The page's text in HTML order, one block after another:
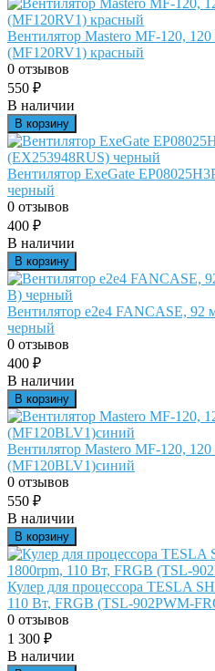
Вентилятор Mastero MF-120,
(MF120RV1) красный
0 отзывов
550 ₽
В наличии
В корзину
Вентилятор ExeGate
черный
0 отзывов
400 ₽
В наличии
В корзину
Вентилятор e2e4 FANCASE,
черный
0 отзывов
400 ₽
В наличии
В корзину
Вентилятор Mastero MF-120,
(MF120BLV1)синий
0 отзывов
550 ₽
В наличии
В корзину
Кулер для процессора TESLA
110 Вт, FRGB (TSL-902PWM-
0 отзывов
1 300 ₽
В наличии